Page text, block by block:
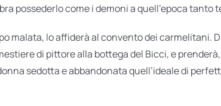
possederlo come i demoni a quell’epoca tanto
malata, lo affiderà al convento dei carmelitani.
di pittore alla bottega del Bicci, e
sedotta e abbandonata quell’ideale di